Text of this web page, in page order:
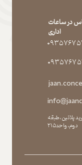
تماس در ساعات
اداری
پلاتین،طبقه
دوم،واحد۲۱۵